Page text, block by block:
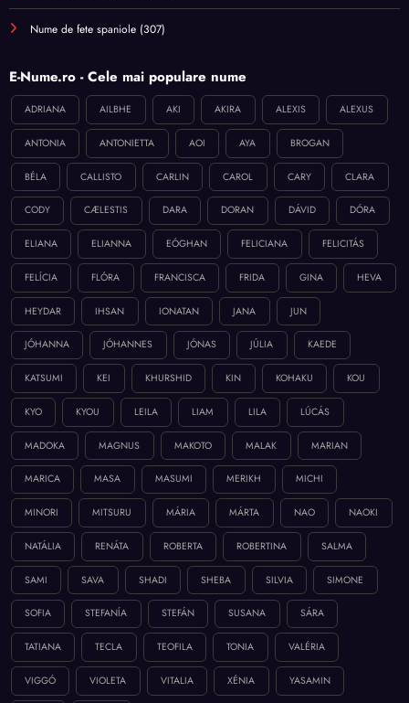
Nume de fete spaniole (307)
E-Nume.ro - Cele mai populare nume
ADRIANA AILBHE AKI AKIRA ALEXIS ALEXUS
ANTONIA ANTONIETTA AOI AYA BROGAN
BÉLA CALLISTO CARLIN CAROL CARY CLARA
CODY CÆLESTIS DARA DORAN DÁVID DÓRA
ELIANA ELIANNA EÓGHAN FELICIANA FELICITÁS
FELÍCIA FLÓRA FRANCISCA FRIDA GINA HEVA
HEYDAR IHSAN IONATAN JANA JUN
JÓHANNA JÓHANNES JÓNAS JÚLIA KAEDE
KATSUMI KEI KHURSHID KIN KOHAKU KOU
KYO KYOU LEILA LIAM LILA LÚCÁS
MADOKA MAGNUS MAKOTO MALAK MARIAN
MARICA MASA MASUMI MERIKH MICHI
MINORI MITSURU MÁRIA MÁRTA NAO NAOKI
NATÁLIA RENÁTA ROBERTA ROBERTINA SALMA
SAMI SAVA SHADI SHEBA SILVIA SIMONE
SOFIA STEFANÍA STEFÁN SUSANA SÁRA
TATIANA TECLA TEOFILA TONIA VALÉRIA
VIGGÓ VIOLETA VITALIA XÉNIA YASAMIN